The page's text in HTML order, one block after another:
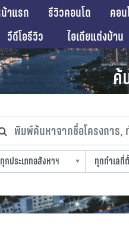
าแรก รีวิวคอนโด คอน
วีดีโอรีวิว
ไอเดียแต่งบ้าน
ค้
มพ์ค้นหาจากชื่อโครงการ, ทำเล
ประเภทอสังหาฯ
ทุกประเภทอสังหาฯ
ทำเลที่ตั้ง
ทุกทำเลที่
สถานีรถไฟฟ้า
ช่วงราคา